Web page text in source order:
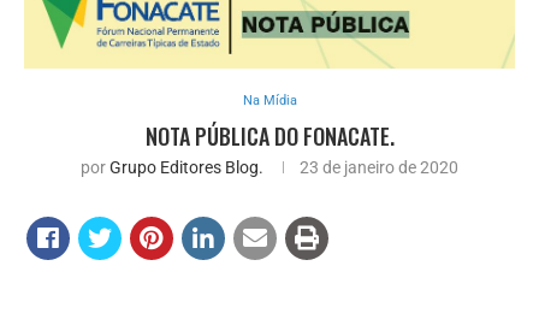
Na Mídia
NOTA PÚBLICA DO FONACATE.
porGrupo Editores Blog. 23 de janeiro de 2020